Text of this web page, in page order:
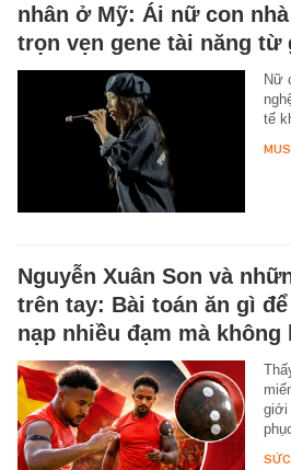
nhân ở Mỹ: Ái nữ con
trọn vẹn gene tài năng từ
Nữ
tế
Nguyễn Xuân Son và
trên tay: Bài toán ăn gì
nạp nhiều đạm mà không
giới
SỨC